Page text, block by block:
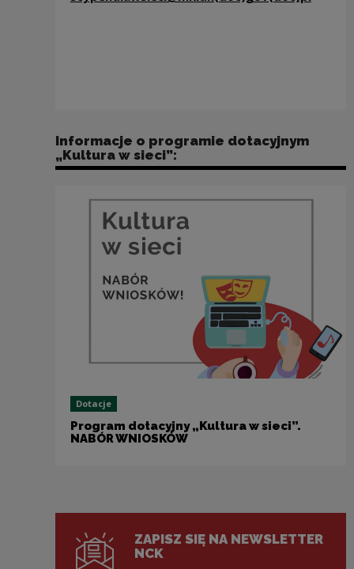
Informacje o programie dotacyjnym
„Kultura w sieci”:
Dotacje
Program dotacyjny „Kultura w sieci”.
NABÓR WNIOSKÓW
ZAPISZ SIĘ NA NEWSLETTER
NCK